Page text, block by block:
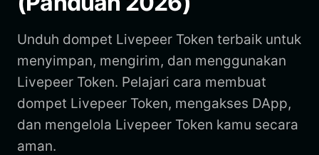
Unduh dompet Livepeer Token terbaik untuk
menyimpan, mengirim, dan menggunakan
Livepeer Token. Pelajari cara membuat
dompet Livepeer Token, mengakses DApp,
dan mengelola Livepeer Token kamu secara
aman.